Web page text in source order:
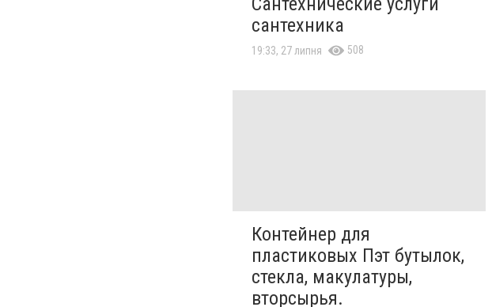
сантехника
19:33, 27 липня 508
Контейнер для
пластиковых Пэт бутылок,
стекла, макулатуры,
вторсырья.